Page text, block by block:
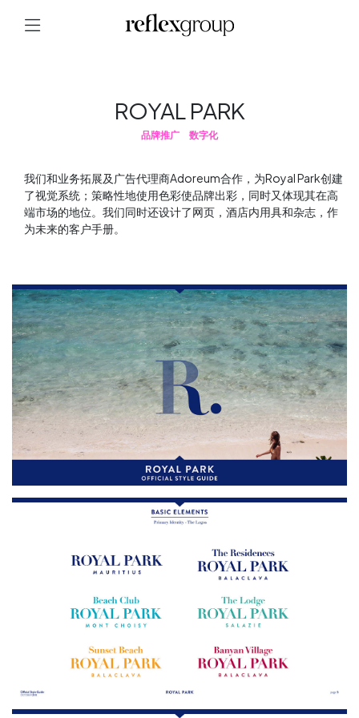
ROYAL PARK
品牌推广 数字化
我们和业务拓展及广告代理商Adoreum合作，为Royal Park创建
了视觉系统；策略性地使用色彩使品牌出彩，同时又体现其在高
端市场的地位。我们同时还设计了网页，酒店内用具和杂志，作
为未来的客户手册。